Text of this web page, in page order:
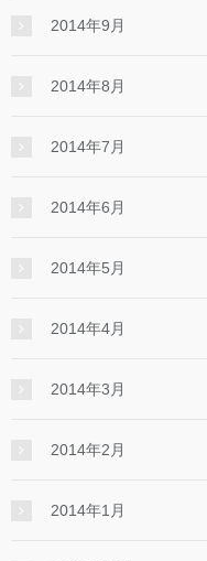
2014年9月
2014年8月
2014年7月
2014年6月
2014年5月
2014年4月
2014年3月
2014年2月
2014年1月